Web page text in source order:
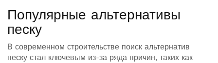
Популярные альтернативы
песку
В современном строительстве поиск альтернатив
песку стал ключевым из-за ряда причин, таких как